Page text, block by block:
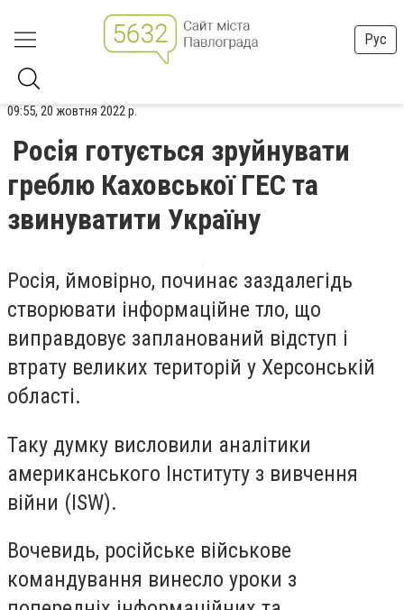
Рус
09:55, 20 жовтня 2022 р.
Росія готується зруйнувати
греблю Каховської ГЕС та
звинуватити Україну
Росія, ймовірно, починає заздалегідь
створювати інформаційне тло, що
виправдовує запланований відступ і
втрату великих територій у Херсонській
області.
Таку думку висловили аналітики
американського Інституту з вивчення
війни (ISW).
Вочевидь, російське військове
командування винесло уроки з